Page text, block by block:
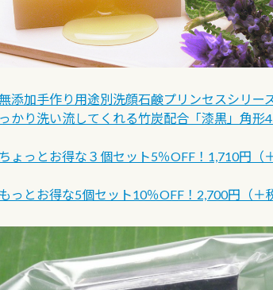
添加手作り用途別洗顔石鹸プリンセスシリー
かり洗い流してくれる竹炭配合「漆黒」角形
ょっとお得な３個セット5％OFF！1,710円（
っとお得な5個セット10％OFF！2,700円（＋